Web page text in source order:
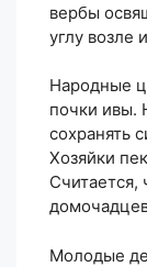
вербы
углу возле
Народные
почки ивы.
сохранять
Хозяйки
Считается,
Молодые